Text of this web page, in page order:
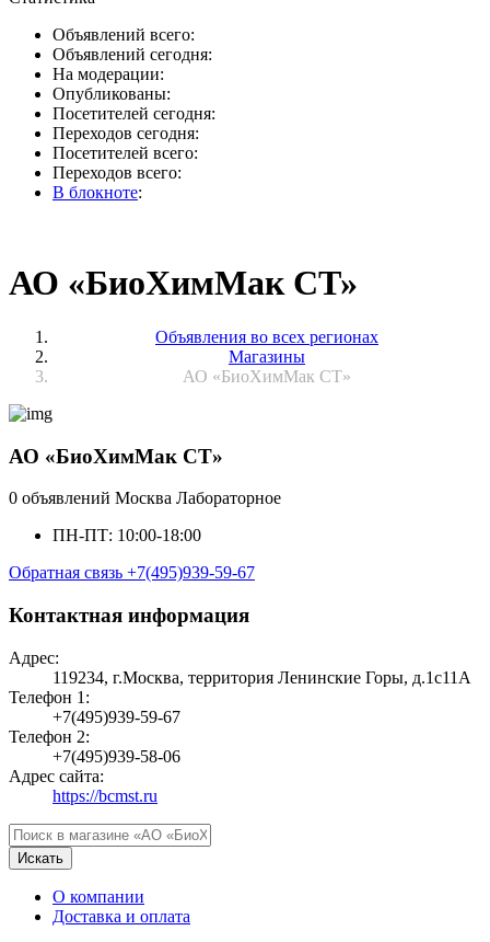
Объявлений всего:
Объявлений сегодня:
На модерации:
Опубликованы:
Посетителей сегодня:
Переходов сегодня:
Посетителей всего:
Переходов всего:
В блокноте:
АО «БиоХимМак СТ»
Объявления во всех регионах
Магазины
АО «БиоХимМак СТ»
АО «БиоХимМак СТ»
0 объявлений Москва Лабораторное
ПН-ПТ: 10:00-18:00
Обратная связь +7(495)939-59-67
Контактная информация
Адрес:
119234, г.Москва, территория Ленинские Горы, д.1с11А
Телефон 1:
+7(495)939-59-67
Телефон 2:
+7(495)939-58-06
Адрес сайта:
https://bcmst.ru
Искать
О компании
Доставка и оплата